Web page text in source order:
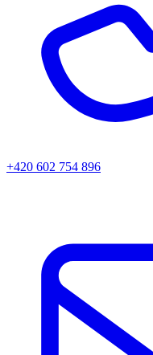
+420 602 754 896